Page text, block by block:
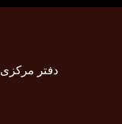
:دفتر مرکزی